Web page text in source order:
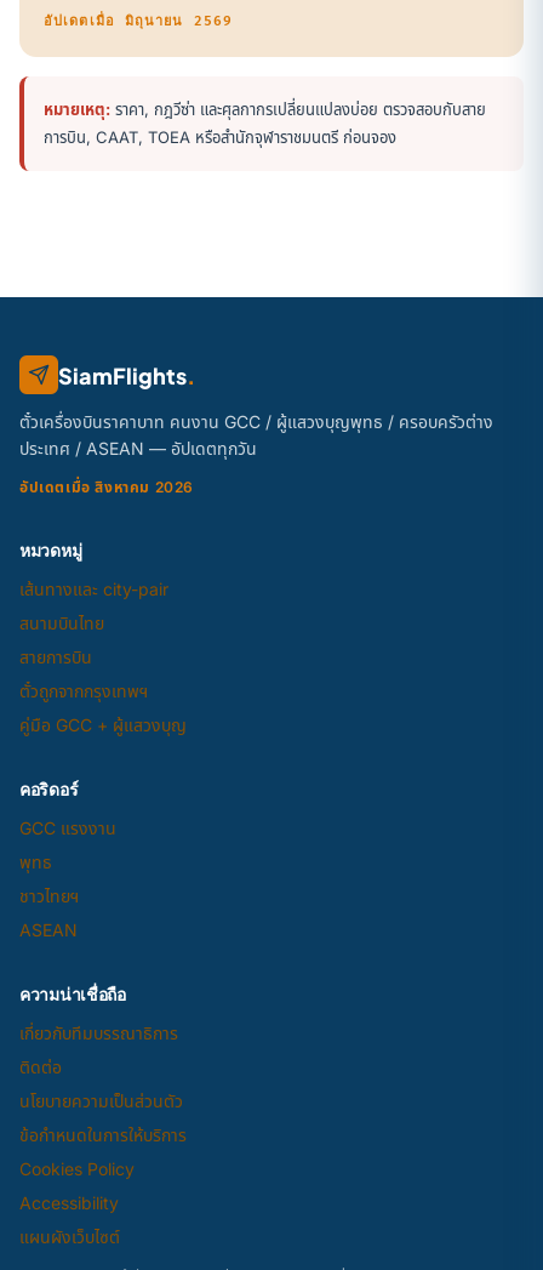
อัปเดตเมื่อ มิถุนายน 2569
หมายเหตุ: ราคา, กฎวีซ่า และศุลกากรเปลี่ยนแปลงบ่อย ตรวจสอบกับสาย
การบิน, CAAT, TOEA หรือสำนักจุฬาราชมนตรี ก่อนจอง
SiamFlights.
ตั๋วเครื่องบินราคาบาท คนงาน GCC / ผู้แสวงบุญพุทธ / ครอบครัวต่าง
ประเทศ / ASEAN — อัปเดตทุกวัน
อัปเดตเมื่อ สิงหาคม 2026
หมวดหมู่
เส้นทางและ city-pair
สนามบินไทย
สายการบิน
ตั๋วถูกจากกรุงเทพฯ
คู่มือ GCC + ผู้แสวงบุญ
คอริดอร์
GCC แรงงาน
พุทธ
ชาวไทยฯ
ASEAN
ความน่าเชื่อถือ
เกี่ยวกับทีมบรรณาธิการ
ติดต่อ
นโยบายความเป็นส่วนตัว
ข้อกำหนดในการให้บริการ
Cookies Policy
Accessibility
แผนผังเว็บไซต์